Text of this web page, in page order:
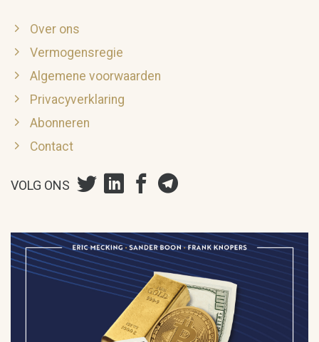
Over ons
Vermogensregie
Algemene voorwaarden
Privacyverklaring
Abonneren
Contact
VOLG ONS